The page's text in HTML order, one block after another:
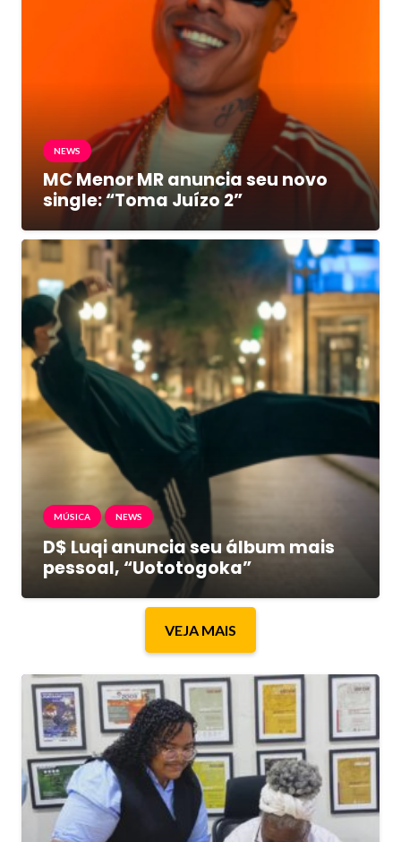
NEWS
MC Menor MR anuncia seu novo
single: “Toma Juízo 2”
MÚSICA NEWS
D$ Luqi anuncia seu álbum mais
pessoal, “Uototogoka”
VEJA MAIS